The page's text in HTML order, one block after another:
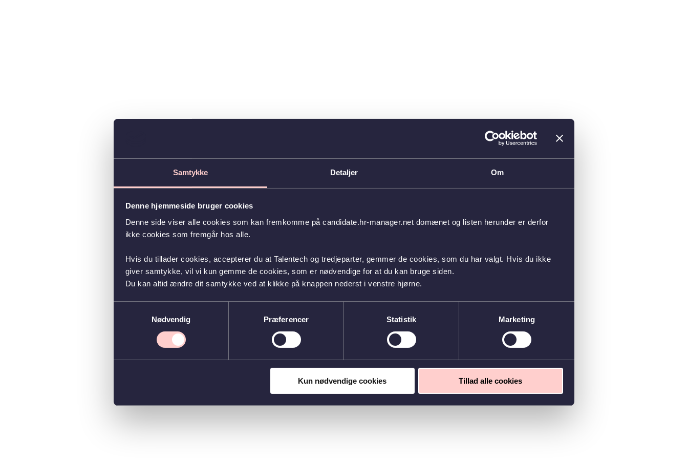
Samtykke Detaljer Om
Denne hjemmeside bruger cookies
Denne side viser alle cookies som kan fremkomme på candidate.hr-manager.net domænet og listen herunder er derfor
ikke cookies som fremgår hos alle.
Hvis du tillader cookies, accepterer du at Talentech og tredjeparter, gemmer de cookies, som du har valgt. Hvis du ikke
giver samtykke, vil vi kun gemme de cookies, som er nødvendige for at du kan bruge siden.
Du kan altid ændre dit samtykke ved at klikke på knappen nederst i venstre hjørne.
Nødvendig
Præferencer Statistik Marketing
Kun nødvendige cookies Tillad alle cookies